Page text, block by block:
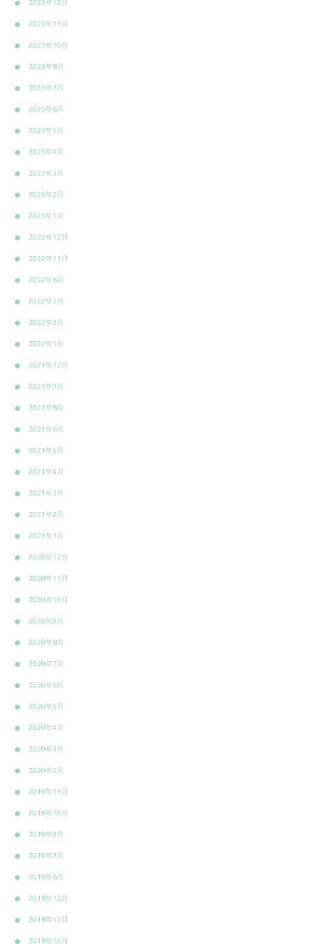
2023年12月
2023年11月
2023年10月
2023年8月
2023年7月
2023年6月
2023年5月
2023年4月
2023年3月
2023年2月
2023年1月
2022年12月
2022年11月
2022年6月
2022年3月
2022年2月
2022年1月
2021年12月
2021年9月
2021年8月
2021年6月
2021年5月
2021年4月
2021年3月
2021年2月
2021年1月
2020年12月
2020年11月
2020年10月
2020年9月
2020年8月
2020年7月
2020年6月
2020年5月
2020年4月
2020年3月
2020年2月
2019年11月
2019年10月
2019年9月
2019年7月
2019年6月
2018年12月
2018年11月
2018年10月